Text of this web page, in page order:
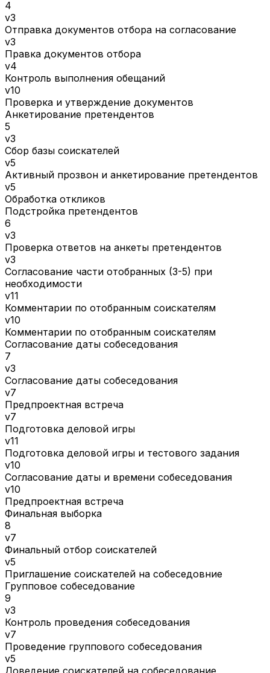
4
v3
Отправка документов отбора на согласование
v3
Правка документов отбора
v4
Контроль выполнения обещаний
v10
Проверка и утверждение документов
Анкетирование претендентов
5
v3
Сбор базы соискателей
v5
Активный прозвон и анкетирование претендентов
v5
Обработка откликов
Подстройка претендентов
6
v3
Проверка ответов на анкеты претендентов
v3
Согласование части отобранных (3-5) при
необходимости
v11
Комментарии по отобранным соискателям
v10
Комментарии по отобранным соискателям
Согласование даты собеседования
7
v3
Согласование даты собеседования
v7
Предпроектная встреча
v7
Подготовка деловой игры
v11
Подготовка деловой игры и тестового задания
v10
Согласование даты и времени собеседования
v10
Предпроектная встреча
Финальная выборка
8
v7
Финальный отбор соискателей
v5
Приглашение соискателей на собеседовние
Групповое собеседование
9
v3
Контроль проведения собеседования
v7
Проведение группового собеседования
v5
Доведение соискателей на собеседование